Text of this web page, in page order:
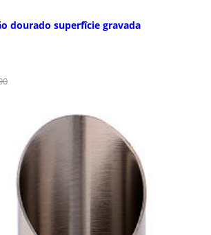
dourado superfîcie gravada